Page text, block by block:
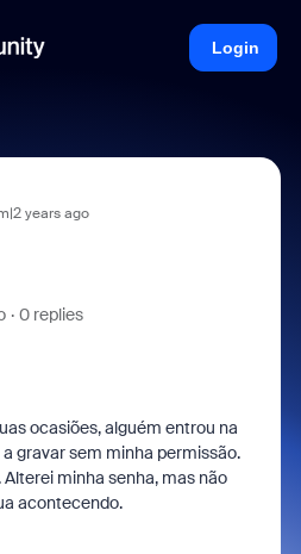
Login
years ago
0 replies
ocasiões, alguém entrou na
gravar sem minha permissão.
Alterei minha senha, mas não
acontecendo.